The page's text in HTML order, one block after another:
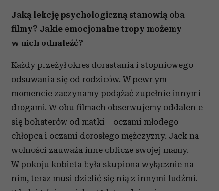
Jaką lekcję psychologiczną stanowią oba
filmy? Jakie emocjonalne tropy możemy
w nich odnaleźć?
Każdy przeżył okres dorastania i stopniowego
odsuwania się od rodziców. W pewnym
momencie zaczynamy podążać zupełnie innymi
drogami. W obu filmach obserwujemy oddalenie
się bohaterów od matki – oczami młodego
chłopca i oczami dorosłego mężczyzny. Jack na
wolności zauważa inne oblicze swojej mamy.
W pokoju kobieta była skupiona wyłącznie na
nim, teraz musi dzielić się nią z innymi ludźmi.